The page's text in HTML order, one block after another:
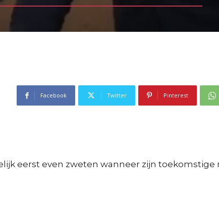
Facebook Twitter Pinterest
eerst even zweten wanneer zijn